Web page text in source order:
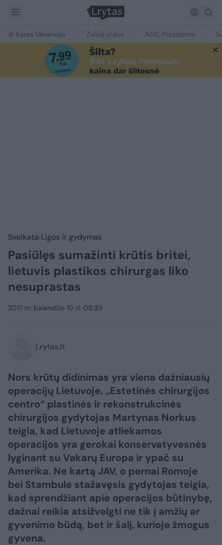
Karas Ukrainoje Žalioji erdvė Ačiū, Prezidente
Sveikata Ligos ir gydymas
Pasiūlęs sumažinti krūtis britei,
lietuvis plastikos chirurgas liko
nesuprastas
2017 m. balandžio 10 d. 08:33
Lrytas.lt
Nors krūtų didinimas yra viena dažniausių
operacijų Lietuvoje, „Estetinės chirurgijos
centro“ plastinės ir rekonstrukcinės
chirurgijos gydytojas Martynas Norkus
teigia, kad Lietuvoje atliekamos
operacijos yra gerokai konservatyvesnės
lyginant su Vakarų Europa ir ypač su
Amerika. Ne kartą JAV, o pernai Romoje
bei Stambule stažavęsis gydytojas teigia,
kad sprendžiant apie operacijos būtinybę,
dažnai reikia atsižvelgti ne tik į amžių ar
gyvenimo būdą, bet ir šalį, kurioje žmogus
gyvena.